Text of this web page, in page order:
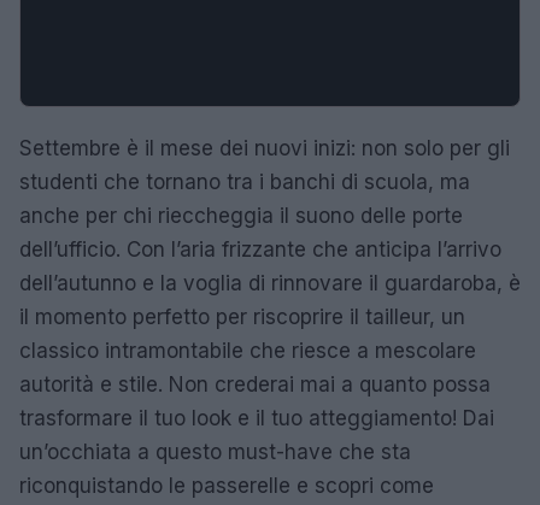
Settembre è il mese dei nuovi inizi: non solo per gli
studenti che tornano tra i banchi di scuola, ma
anche per chi rieccheggia il suono delle porte
dell’ufficio. Con l’aria frizzante che anticipa l’arrivo
dell’autunno e la voglia di rinnovare il guardaroba, è
il momento perfetto per riscoprire il tailleur, un
classico intramontabile che riesce a mescolare
autorità e stile. Non crederai mai a quanto possa
trasformare il tuo look e il tuo atteggiamento! Dai
un’occhiata a questo must-have che sta
riconquistando le passerelle e scopri come